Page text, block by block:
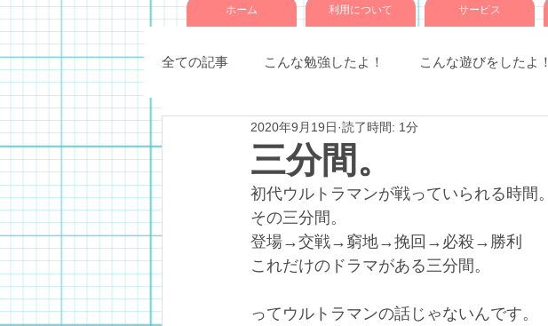
ホーム 利用について サービス
全ての記事 こんな勉強したよ！ こんな遊びをしたよ！
季節催事・イベント 各種教室での様子
三分間。
2020年9月19日 読了時間: 1分
初代ウルトラマンが戦っていられる時間。
その三分間。
登場→交戦→窮地→挽回→必殺→勝利
これだけのドラマがある三分間。
ってウルトラマンの話じゃないんです。